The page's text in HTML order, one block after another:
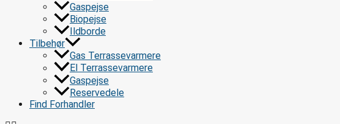
Gaspejse
Biopejse
Ildborde
Tilbehør
Gas Terrassevarmere
El Terrassevarmere
Gaspejse
Reservedele
Find Forhandler